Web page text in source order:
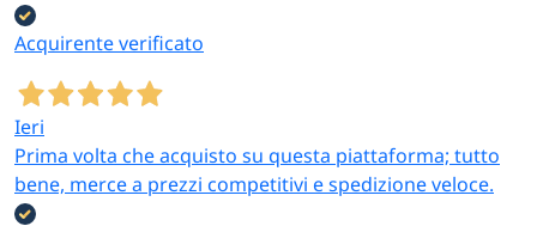
Acquirente verificato
Ieri
Prima volta che acquisto su questa piattaforma; tutto
bene, merce a prezzi competitivi e spedizione veloce.